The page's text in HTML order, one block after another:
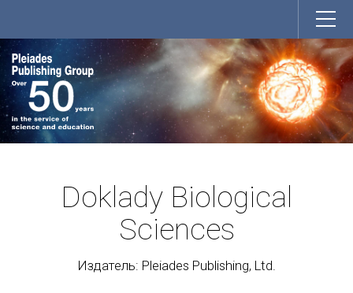
Doklady Biological
Sciences
Издатель: Pleiades Publishing, Ltd.